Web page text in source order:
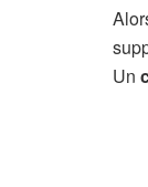
Un